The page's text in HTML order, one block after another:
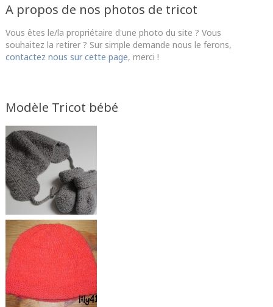
A propos de nos photos de tricot
Vous êtes le/la propriétaire d'une photo du site ? Vous
souhaitez la retirer ? Sur simple demande nous le ferons,
contactez nous sur cette page, merci !
Modèle Tricot bébé